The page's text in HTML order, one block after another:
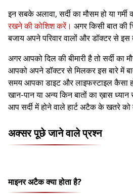
इन सबके अलावा, सर्दी का मौसम हो या गर्मी
रखने की कोशिश करें। अगर किसी बात की
बजाय अपने परिवार वालों और डॉक्टर से इस
अगर आपको दिल की बीमारी है तो सर्दी का
आपको अपने डॉक्टर से मिलकर इस बारे में
समय आपका डाइट और लाइफस्टाइल कैसा
खान-पान या अन्य किन बातों का ख़ास
आप सर्दी में होने वाले हार्ट अटैक के खतरे
अक्सर पूछे जाने वाले प्रश्न
माइनर अटैक क्या होता है?